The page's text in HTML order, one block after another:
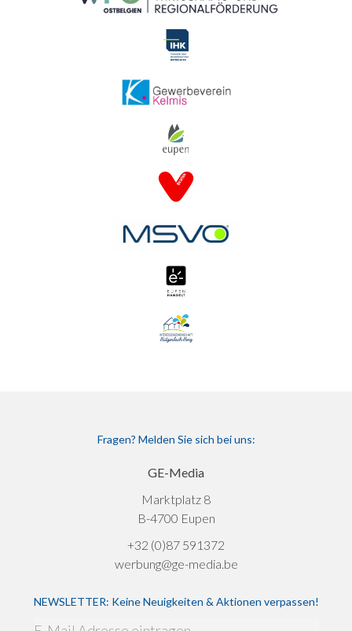
Fragen? Melden Sie sich bei uns:
GE-Media
Marktplatz 8
B-4700 Eupen
+32 (0)87 591372
werbung@ge-media.be
NEWSLETTER: Keine Neuigkeiten & Aktionen verpassen!